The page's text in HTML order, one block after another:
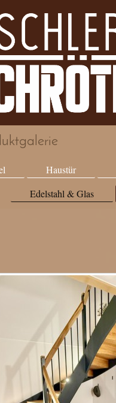
Haustür
Edelstahl & Glas